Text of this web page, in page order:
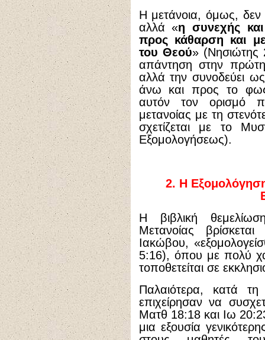
Η μετάνοια, όμως, δεν
αλλά «η συνεχής
προς κάθαρση και
του Θεού» (Νησιώτης
απάντηση στην
αλλά την συνοδεύει
άνω και προς το
αυτόν τον ορισμό
μετανοίας με τη
σχετίζεται με το
Εξομολογήσεως).
2. Η
Η βιβλική
Μετανοίας
Ιακώβου,
5:16), όπου με πολύ
τοποθετείται σε
Παλαιότερα, κατά τη
επιχείρησαν να
Ματθ 18:18 και Ιω
μια εξουσία